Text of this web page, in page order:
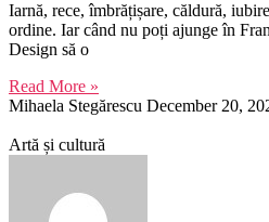
Iarnă, rece, îmbrățișare, căldură,
ordine. Iar când nu poți ajunge în
Design să o
Read More »
Mihaela Stegărescu December 20,
Artă și cultură